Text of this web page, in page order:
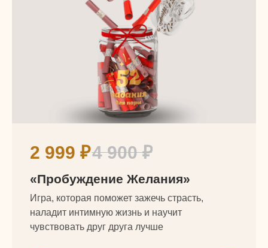
2 999 ₽4 900 ₽
«Пробуждение Желания»
Игра, которая поможет зажечь страсть,
наладит интимную жизнь и научит
чувствовать друг друга лучше